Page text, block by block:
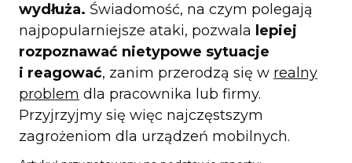
wydłuża. Świadomość, na czym polegają
najpopularniejsze ataki, pozwala lepiej
rozpoznawać nietypowe sytuacje
i reagować, zanim przerodzą się w realny
problem dla pracownika lub firmy.
Przyjrzyjmy się więc najczęstszym
zagrożeniom dla urządzeń mobilnych.